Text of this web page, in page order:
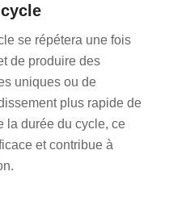
se répétera une fois
de produire des
uniques ou de
plus rapide de
la durée du cycle, ce
et contribue à